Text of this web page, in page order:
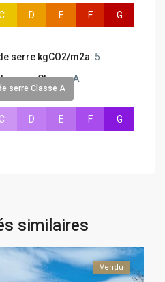
D E F G
serre kgCO2/m2a: 5
serre Classe:A
serre Classe A
C D E F G
similaires
Vendu